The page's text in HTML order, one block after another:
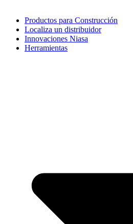
Productos para Construcción
Localiza un distribuidor
Innovaciones Niasa
Herramientas